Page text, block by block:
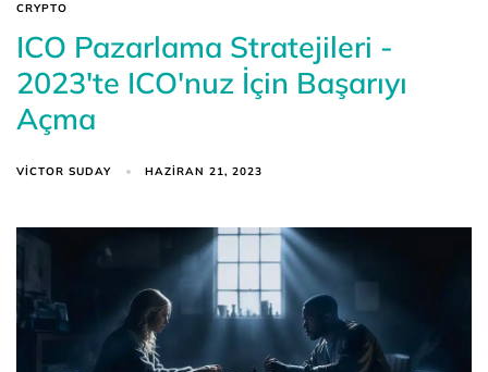
CRYPTO
ICO Pazarlama Stratejileri -
2023'te ICO'nuz İçin Başarıyı
Açma
VICTOR SUDAY HAZIRAN 21, 2023